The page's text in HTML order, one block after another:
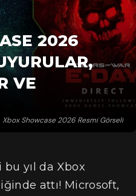
Xbox Showcase 2026 Resmi Görseli
2026
VE
bu yıl da Xbox
attı! Microsoft,